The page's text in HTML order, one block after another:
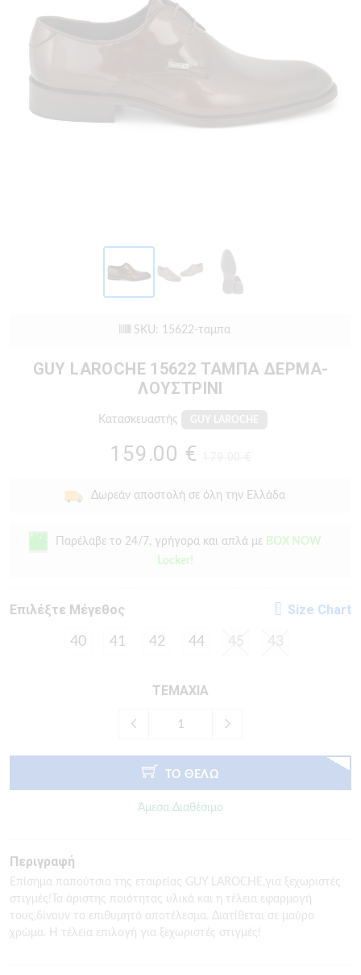
SKU: 15622-ταμπα
GUY LAROCHE 15622 ΤΑΜΠΑ ΔΕΡΜΑ-
ΛΟΥΣΤΡΙΝΙ
Κατασκευαστής
159.00 €
Δωρεάν αποστολή σε όλη την Ελλάδα
Παρέλαβε το 24/7, γρήγορα και απλά με BOX NOW
Locker!
Eπιλέξτε Μέγεθος Size Chart
40 41 42 44 45 43
ΤΕΜΑΧΙΑ
ΤΟ ΘΕΛΩ
Άμεσα Διαθέσιμο
Περιγραφή
Επίσημα παπούτσια της εταιρείας GUY LAROCHE,για ξεχωριστές
στιγμές!Τα άριστης ποιότητας υλικά και η τέλεια εφαρμογή
τους,δίνουν το επιθυμητό αποτέλεσμα. Διατίθεται σε μαύρο
χρώμα. Η τέλεια επιλογή για ξεχωριστές στιγμές!